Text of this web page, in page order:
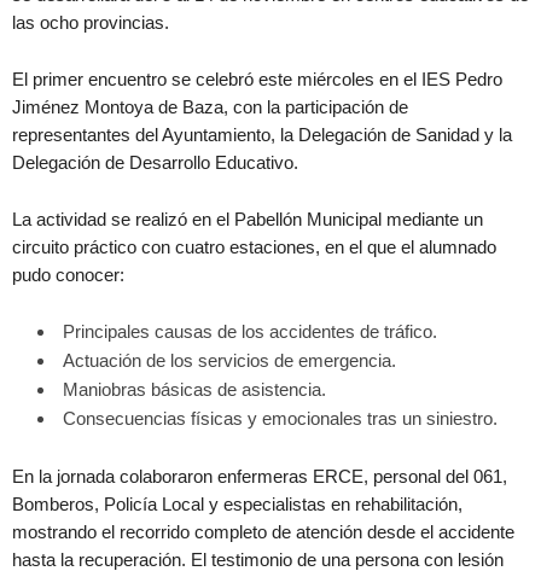
las ocho provincias.
El primer encuentro se celebró este miércoles en el IES Pedro
Jiménez Montoya de Baza, con la participación de
representantes del Ayuntamiento, la Delegación de Sanidad y la
Delegación de Desarrollo Educativo.
La actividad se realizó en el Pabellón Municipal mediante un
circuito práctico con cuatro estaciones, en el que el alumnado
pudo conocer:
Principales causas de los accidentes de tráfico.
Actuación de los servicios de emergencia.
Maniobras básicas de asistencia.
Consecuencias físicas y emocionales tras un siniestro.
En la jornada colaboraron enfermeras ERCE, personal del 061,
Bomberos, Policía Local y especialistas en rehabilitación,
mostrando el recorrido completo de atención desde el accidente
hasta la recuperación. El testimonio de una persona con lesión